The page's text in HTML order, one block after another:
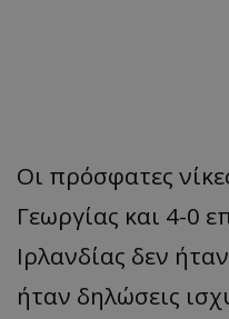
Οι πρόσφατες
Γεωργίας και 4-0
Ιρλανδίας δεν
ήταν δηλώσεις